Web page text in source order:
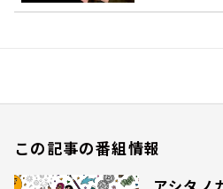
この記事の番組情報